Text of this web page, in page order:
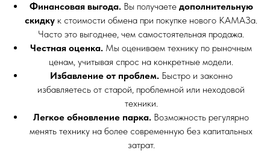
Финансовая выгода.Вы получаете дополнительную
скидку к стоимости обмена при покупке нового КАМАЗа.
Часто это выгоднее, чем самостоятельная продажа.
Честная оценка. Мы оцениваем технику по рыночным
ценам, учитывая спрос на конкретные модели.
Избавление от проблем.Быстро и законно
избавляетесь от старой, проблемной или неходовой
техники.
Легкое обновление парка. Возможность регулярно
менять технику на более современную без капитальных
затрат.